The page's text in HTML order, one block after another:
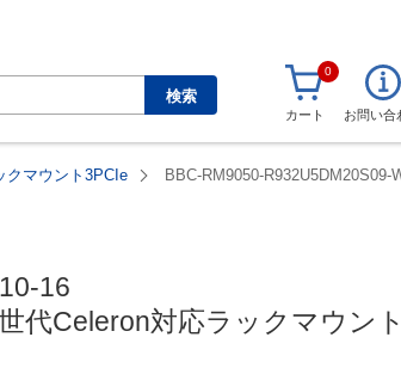
検索
0
カート お問い合
クマウント3PCIe BBC-RM9050-R932U5DM20S09-
16
代Celeron対応ラックマウン